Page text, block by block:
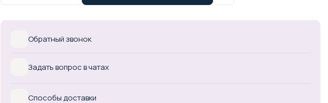
Обратный звонок
Задать вопрос в чатах
Способы доставки